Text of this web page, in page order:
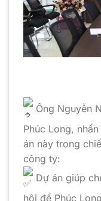
Ông Nguyễn
Phúc Long,
án này trong
công ty:
Dự án giúp
hội để Phúc